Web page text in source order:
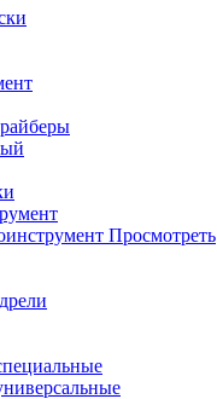
Просмотреть